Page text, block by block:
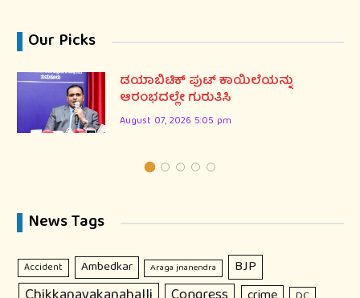
Our Picks
ಡಯಾಬಿಟಿಕ್ ಪುಟ್ ಕಾಯಿಲೆಯನ್ನು
ಆರಂಭದಲ್ಲೇ ಗುರುತಿಸಿ
August 07, 2026 5:05 pm
News Tags
Accident Ambedkar Araga jnanendra BJP